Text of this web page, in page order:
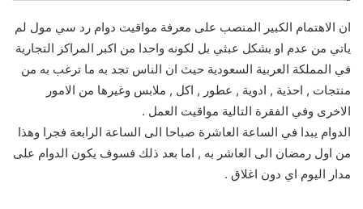
ان الاهتمام الكبير المنصب على معرفة مواقيت دوام رد سي مول لم
ياتي من عدم او بشكل عبثي بل لكونه واحدا من اكبر المراكز التجارية
في المملكة العربية السعودية حيث ان الناس تجد به ما ترغب به من
منتجات , احذية , ادوية , عطور , اكل , ملابس وغيرها من الامور
الاخرى وفي الفقرة التالية مواقيت العمل .
الدوام يبدا في الساعة العاشرة صباحا الى الساعة الرابعة فجرا وهذا
من اول رمضان الى العاشر به , اما بعد ذلك فسوف يكون الدوام على
مدار اليوم اي دون اغلاق .